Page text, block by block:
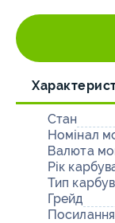
Стан
Номінал
Валюта
Рік
Тип
Грейд